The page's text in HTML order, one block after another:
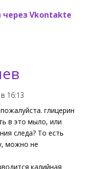
Vkontakte
16:13
глицерин
в это мыло, или
следа? То есть
можно не
калийная